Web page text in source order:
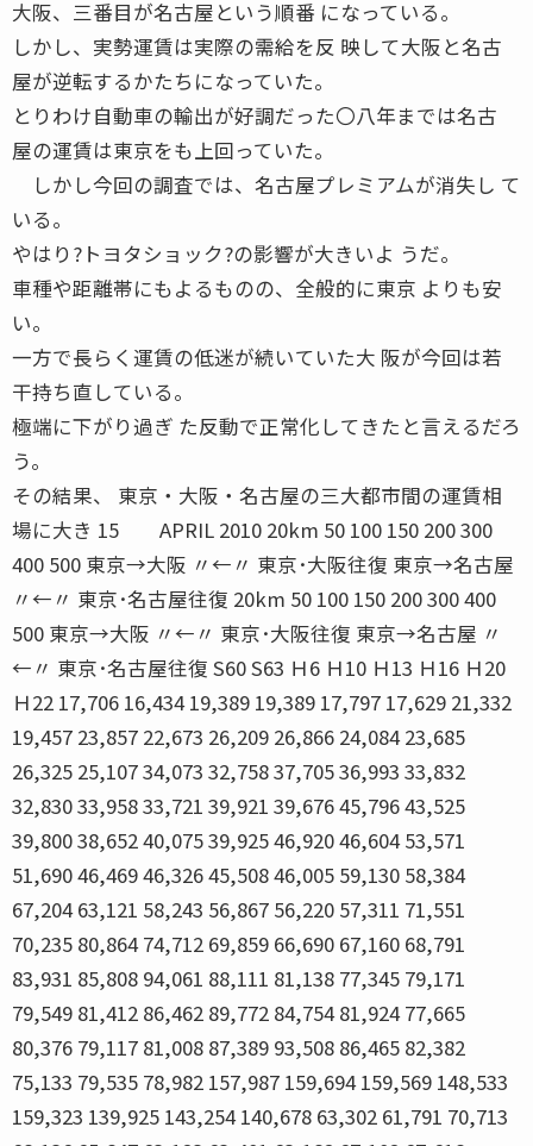
大阪、三番目が名古屋という順番 になっている。
しかし、実勢運賃は実際の需給を反 映して大阪と名古
屋が逆転するかたちになっていた。
とりわけ自動車の輸出が好調だった〇八年までは名古
屋の運賃は東京をも上回っていた。
しかし今回の調査では、名古屋プレミアムが消失し て
いる。
やはり?トヨタショック?の影響が大きいよ うだ。
車種や距離帯にもよるものの、全般的に東京 よりも安
い。
一方で長らく運賃の低迷が続いていた大 阪が今回は若
干持ち直している。
極端に下がり過ぎ た反動で正常化してきたと言えるだろ
う。
その結果、 東京・大阪・名古屋の三大都市間の運賃相
場に大き 15 APRIL 2010 20km 50 100 150 200 300
400 500 東京→大阪 〃←〃 東京･大阪往復 東京→名古屋
〃←〃 東京･名古屋往復 20km 50 100 150 200 300 400
500 東京→大阪 〃←〃 東京･大阪往復 東京→名古屋 〃
←〃 東京･名古屋往復 S60 S63 Ｈ6 Ｈ10 Ｈ13 Ｈ16 Ｈ20
Ｈ22 17,706 16,434 19,389 19,389 17,797 17,629 21,332
19,457 23,857 22,673 26,209 26,866 24,084 23,685
26,325 25,107 34,073 32,758 37,705 36,993 33,832
32,830 33,958 33,721 39,921 39,676 45,796 43,525
39,800 38,652 40,075 39,925 46,920 46,604 53,571
51,690 46,469 46,326 45,508 46,005 59,130 58,384
67,204 63,121 58,243 56,867 56,220 57,311 71,551
70,235 80,864 74,712 69,859 66,690 67,160 68,791
83,931 85,808 94,061 88,111 81,138 77,345 79,171
79,549 81,412 86,462 89,772 84,754 81,924 77,665
80,376 79,117 81,008 87,389 93,508 86,465 82,382
75,133 79,535 78,982 157,987 159,694 159,569 148,533
159,323 139,925 143,254 140,678 63,302 61,791 70,713